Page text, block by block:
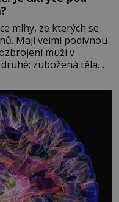
mlhy, ze kterých se
Mají velmi podivnou
muži v
zubožená těla
roku 1945, druhá
Stolpsee